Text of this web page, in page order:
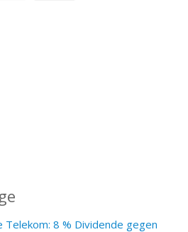
8 % Dividende gegen